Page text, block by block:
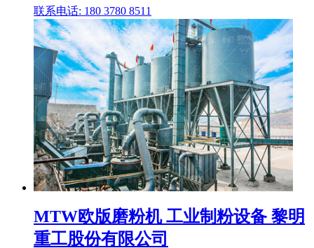
联系电话: 180 3780 8511
MTW欧版磨粉机 工业制粉设备 黎明
重工股份有限公司